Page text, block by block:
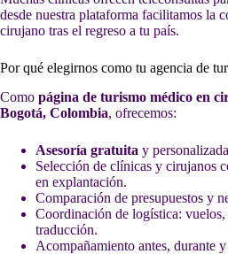
desde nuestra plataforma facilitamos la
cirujano tras el regreso a tu país.
Por qué elegirnos como tu agencia de
Como página de turismo médico en
Bogotá, Colombia, ofrecemos:
Asesoría gratuita y
Selección de clínicas y cirujanos
en explantación.
Comparación de presupuestos y
Coordinación de logística:
traducción.
Acompañamiento antes, durante